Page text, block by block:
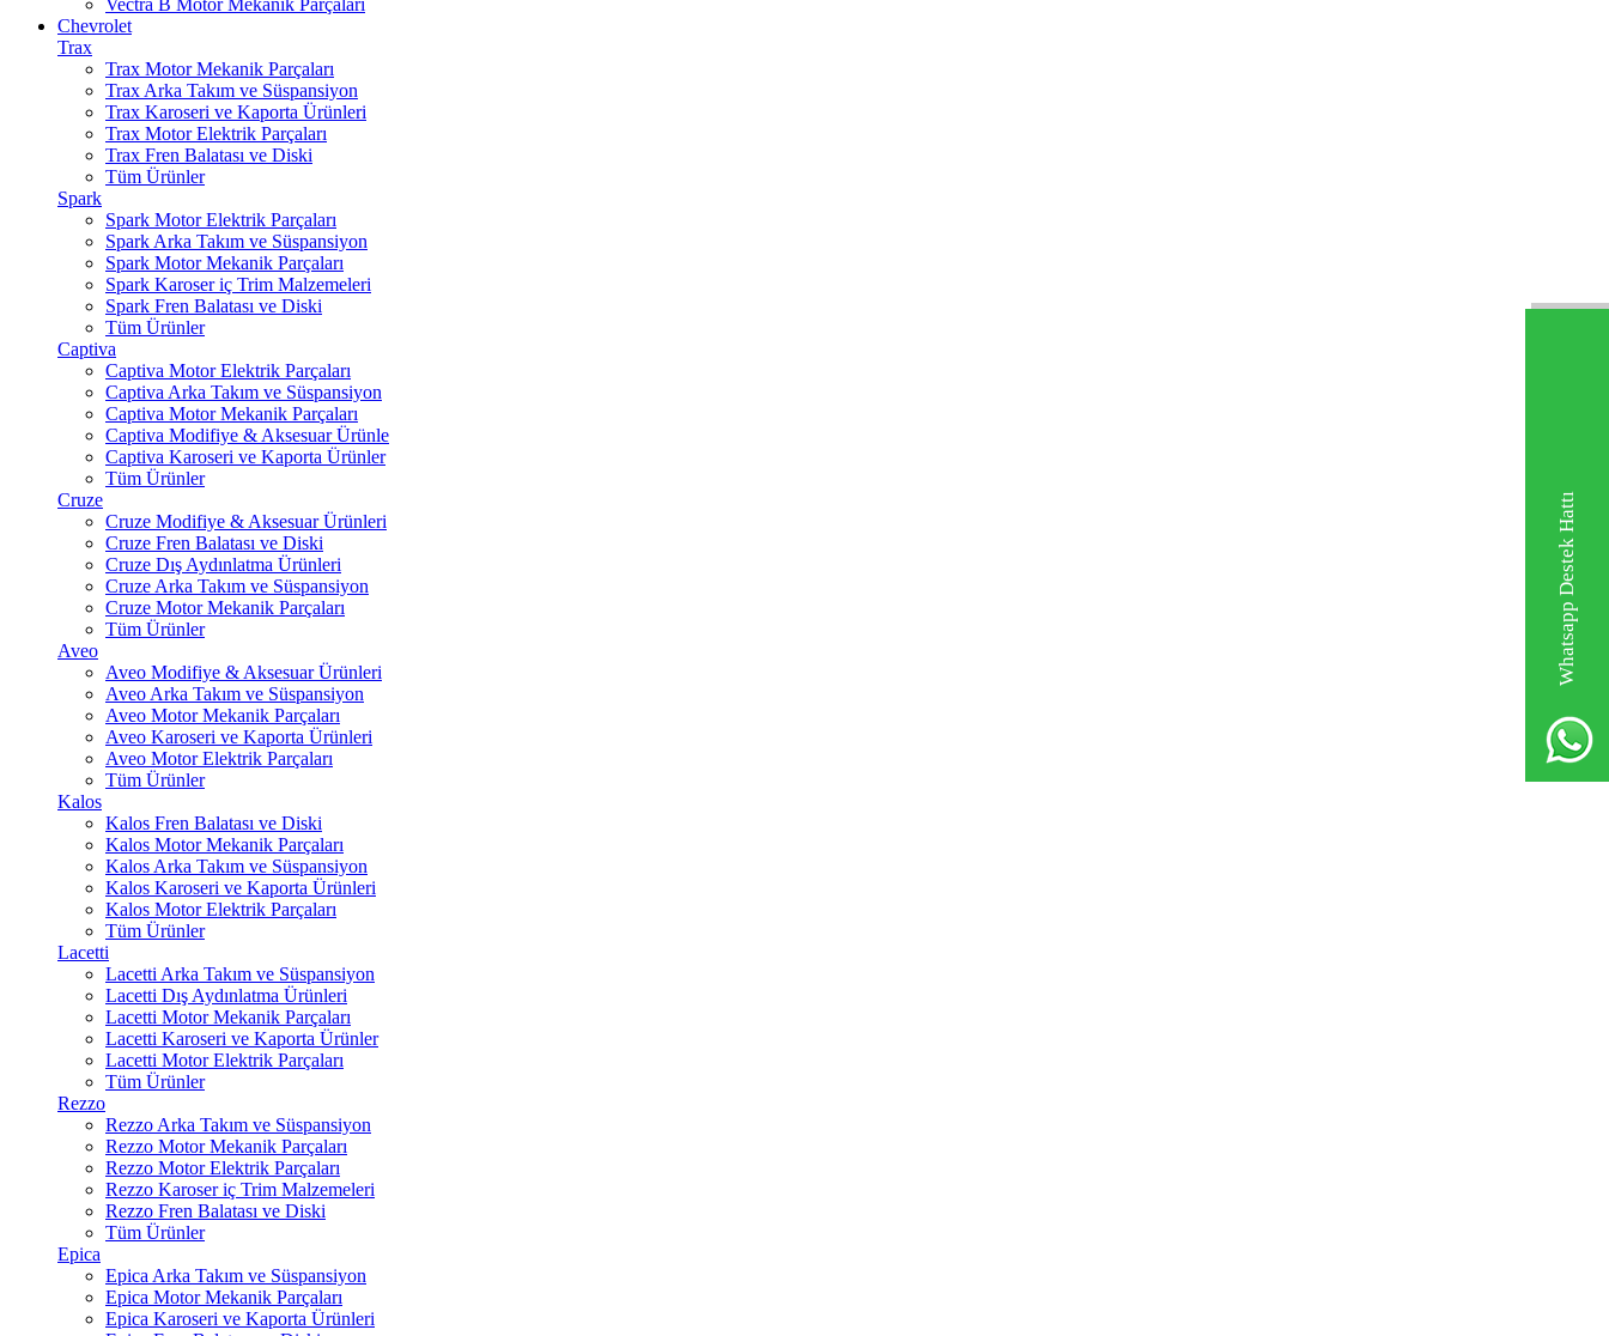
Whatsapp Destek Hattı
Vectra B Motor Mekanik Parçaları
Chevrolet
Trax
Trax Motor Mekanik Parçaları
Trax Arka Takım ve Süspansiyon
Trax Karoseri ve Kaporta Ürünleri
Trax Motor Elektrik Parçaları
Trax Fren Balatası ve Diski
Tüm Ürünler
Spark
Spark Motor Elektrik Parçaları
Spark Arka Takım ve Süspansiyon
Spark Motor Mekanik Parçaları
Spark Karoser iç Trim Malzemeleri
Spark Fren Balatası ve Diski
Tüm Ürünler
Captiva
Captiva Motor Elektrik Parçaları
Captiva Arka Takım ve Süspansiyon
Captiva Motor Mekanik Parçaları
Captiva Modifiye & Aksesuar Ürünle
Captiva Karoseri ve Kaporta Ürünler
Tüm Ürünler
Cruze
Cruze Modifiye & Aksesuar Ürünleri
Cruze Fren Balatası ve Diski
Cruze Dış Aydınlatma Ürünleri
Cruze Arka Takım ve Süspansiyon
Cruze Motor Mekanik Parçaları
Tüm Ürünler
Aveo
Aveo Modifiye & Aksesuar Ürünleri
Aveo Arka Takım ve Süspansiyon
Aveo Motor Mekanik Parçaları
Aveo Karoseri ve Kaporta Ürünleri
Aveo Motor Elektrik Parçaları
Tüm Ürünler
Kalos
Kalos Fren Balatası ve Diski
Kalos Motor Mekanik Parçaları
Kalos Arka Takım ve Süspansiyon
Kalos Karoseri ve Kaporta Ürünleri
Kalos Motor Elektrik Parçaları
Tüm Ürünler
Lacetti
Lacetti Arka Takım ve Süspansiyon
Lacetti Dış Aydınlatma Ürünleri
Lacetti Motor Mekanik Parçaları
Lacetti Karoseri ve Kaporta Ürünler
Lacetti Motor Elektrik Parçaları
Tüm Ürünler
Rezzo
Rezzo Arka Takım ve Süspansiyon
Rezzo Motor Mekanik Parçaları
Rezzo Motor Elektrik Parçaları
Rezzo Karoser iç Trim Malzemeleri
Rezzo Fren Balatası ve Diski
Tüm Ürünler
Epica
Epica Arka Takım ve Süspansiyon
Epica Motor Mekanik Parçaları
Epica Karoseri ve Kaporta Ürünleri